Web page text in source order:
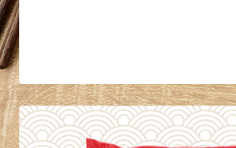
DETTAGLI